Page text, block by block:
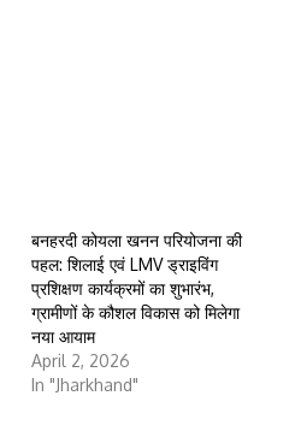
बनहरदी कोयला खनन परियोजना की
पहल: शिलाई एवं LMV ड्राइविंग
प्रशिक्षण कार्यक्रमों का शुभारंभ,
ग्रामीणों के कौशल विकास को मिलेगा
नया आयाम
April 2, 2026
In "Jharkhand"